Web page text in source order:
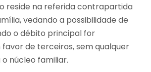
reside na referida contrapartida
vedando a possibilidade de
o débito principal for
de terceiros, sem qualquer
núcleo familiar.